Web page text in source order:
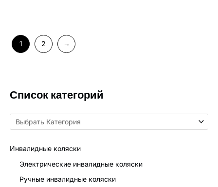
Список категорий
Инвалидные коляски
Электрические инвалидные коляски
Ручные инвалидные коляски
1 2 →